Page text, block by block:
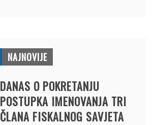
NAJNOVIJE
DANAS O POKRETANJU
POSTUPKA IMENOVANJA TRI
ČLANA FISKALNOG SAVJETA